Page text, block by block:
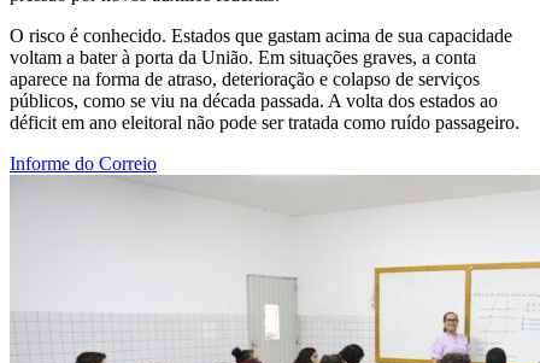
O risco é conhecido. Estados que gastam acima de sua capacidade
voltam a bater à porta da União. Em situações graves, a conta
aparece na forma de atraso, deterioração e colapso de serviços
públicos, como se viu na década passada. A volta dos estados ao
déficit em ano eleitoral não pode ser tratada como ruído passageiro.
Informe do Correio